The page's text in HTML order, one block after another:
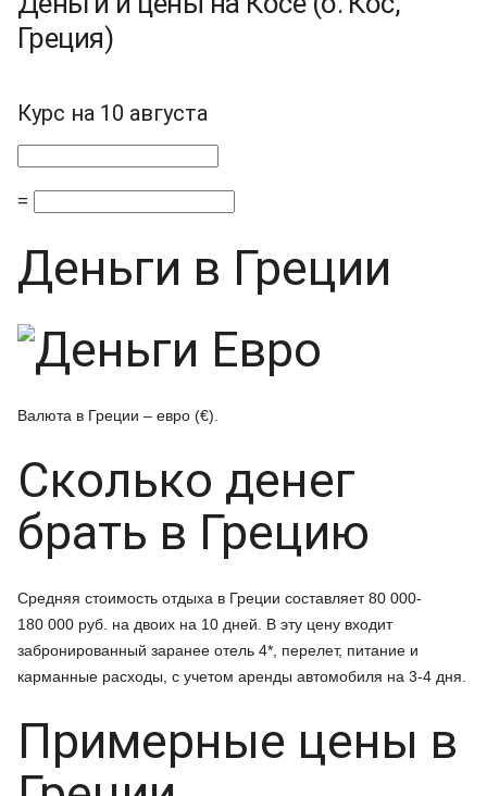
Греция)
Курс на 10 августа
=
Деньги в Греции
Валюта в Греции – евро (€).
Сколько денег
брать в Грецию
Средняя стоимость отдыха в Греции составляет 80 000-
180 000 руб. на двоих на 10 дней. В эту цену входит
забронированный заранее отель 4*, перелет, питание и
карманные расходы, с учетом аренды автомобиля на 3-4 дня.
Примерные цены в